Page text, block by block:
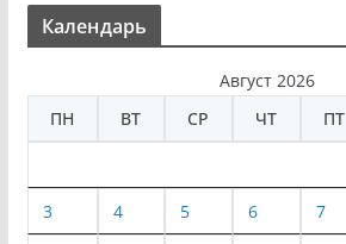
Календарь
Август 2026
ПН
ВТ СР ЧТ ПТ
3 4 5 6 7